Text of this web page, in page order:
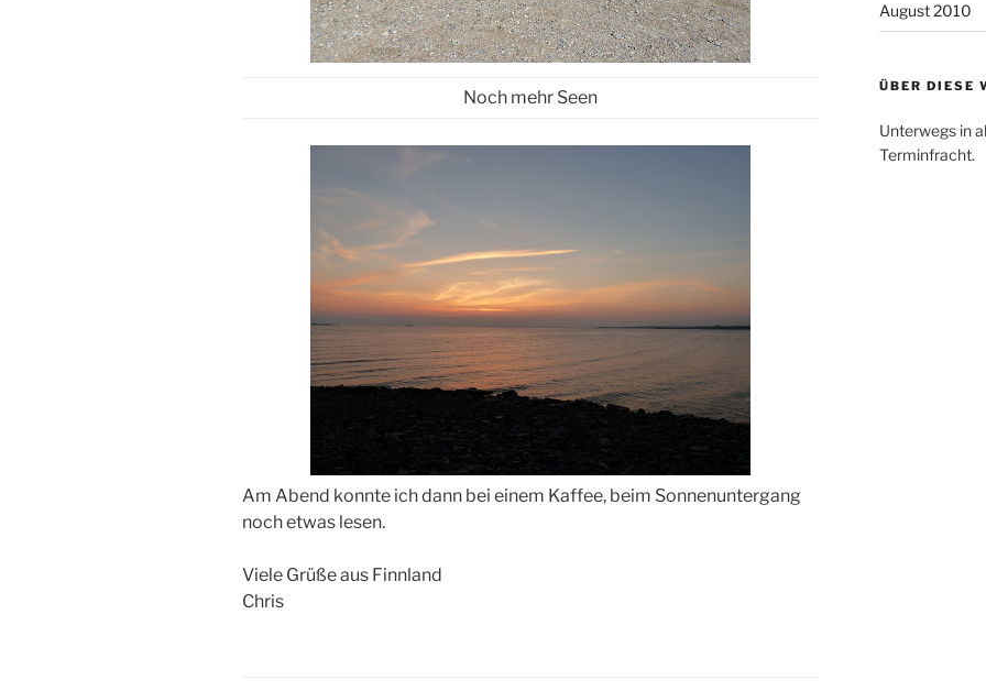
Noch mehr Seen
Am Abend konnte ich dann bei einem Kaffee, beim Sonnenuntergang
noch etwas lesen.
Viele Grüße aus Finnland
Chris
August 2010
ÜBER DIESE
Unterwegs in
Terminfracht.